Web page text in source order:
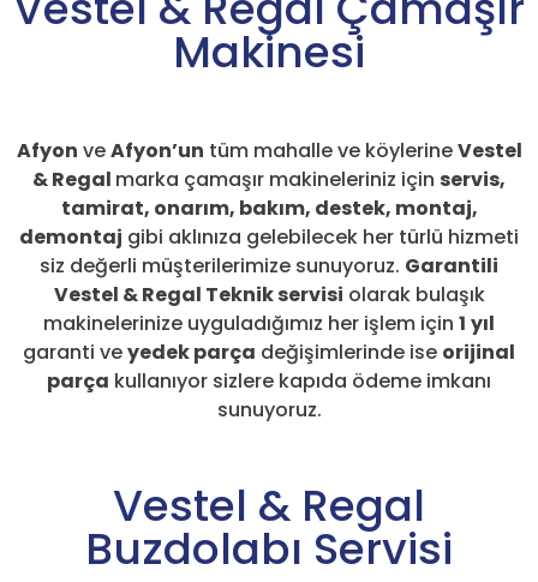
Makinesi
Afyon veAfyon’un tüm mahalle ve köylerineVestel
& Regal marka çamaşır makineleriniz için servis,
tamirat, onarım, bakım, destek, montaj,
demontaj gibi aklınıza gelebilecek her türlü hizmeti
siz değerli müşterilerimize sunuyoruz. Garantili
Vestel & Regal Teknik servisi olarak bulaşık
makinelerinize uyguladığımız her işlem için 1 yıl
garanti veyedek parça değişimlerinde ise orijinal
parça kullanıyor sizlere kapıda ödeme imkanı
sunuyoruz.
Vestel & Regal
Buzdolabı Servisi